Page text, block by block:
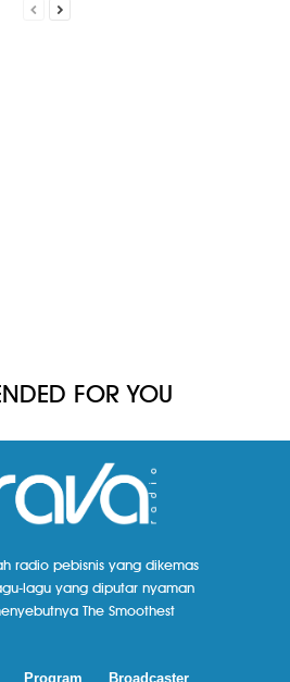
FOR YOU
radio pebisnis yang dikemas
lagu yang diputar nyaman
The Smoothest
Program Broadcaster